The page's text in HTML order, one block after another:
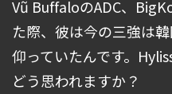
Vũ BuffaloのADC、
た際、彼は今の三強は
仰っていたんです。
どう思われますか？